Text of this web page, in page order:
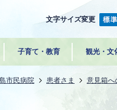
文字サイズ変更
子育て・教育 観光・文
市民病院 患者さま 意見箱へ